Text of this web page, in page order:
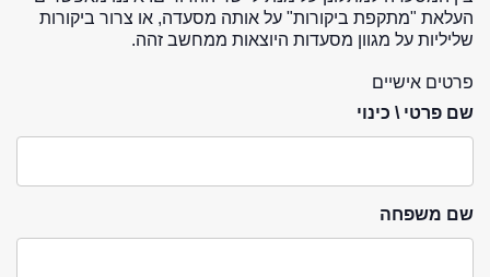
העלאת "מתקפת ביקורות" על אותה מסעדה, או צרור ביקורות
שליליות על מגוון מסעדות היוצאות ממחשב זהה.
פרטים אישיים
שם פרטי \ כינוי
שם משפחה